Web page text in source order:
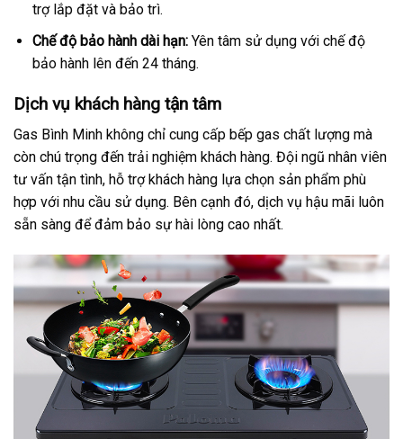
trợ lắp đặt và bảo trì.
Chế độ bảo hành dài hạn:Yên tâm sử dụng với chế độ
bảo hành lên đến 24 tháng.
Dịch vụ khách hàng tận tâm
Gas Bình Minh không chỉ cung cấp bếp gas chất lượng mà
còn chú trọng đến trải nghiệm khách hàng. Đội ngũ nhân viên
tư vấn tận tình, hỗ trợ khách hàng lựa chọn sản phẩm phù
hợp với nhu cầu sử dụng. Bên cạnh đó, dịch vụ hậu mãi luôn
sẵn sàng để đảm bảo sự hài lòng cao nhất.